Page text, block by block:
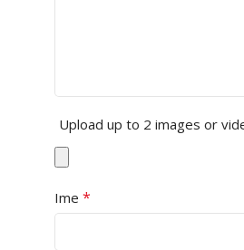
Upload up to 2 images or
Ime *